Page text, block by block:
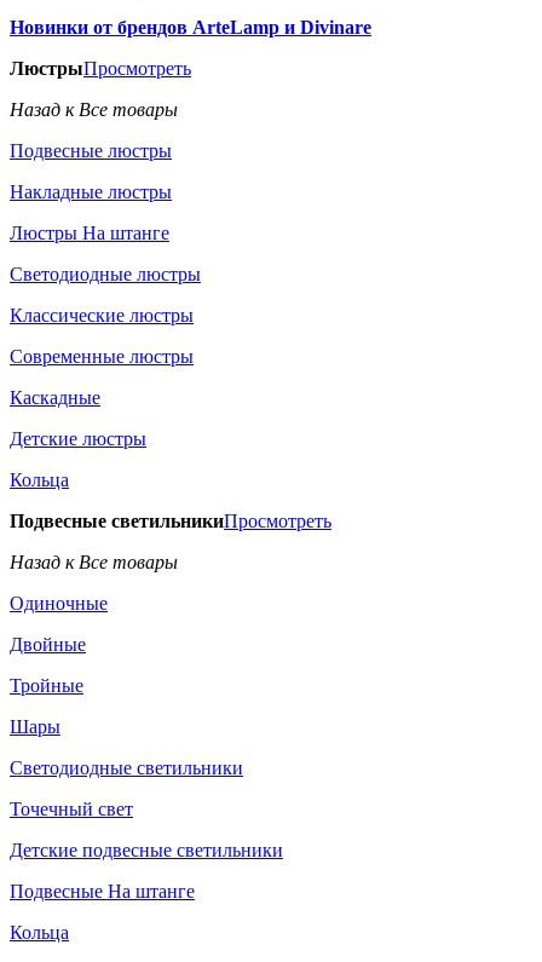
Новинки от брендов ArteLamp и Divinare
ЛюстрыПросмотреть
Назад к Все товары
Подвесные люстры
Накладные люстры
Люстры На штанге
Светодиодные люстры
Классические люстры
Современные люстры
Каскадные
Детские люстры
Кольца
Подвесные светильникиПросмотреть
Назад к Все товары
Одиночные
Двойные
Тройные
Шары
Светодиодные светильники
Точечный свет
Детские подвесные светильники
Подвесные На штанге
Кольца